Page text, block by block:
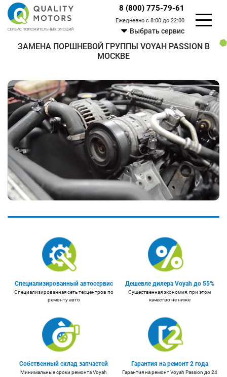
8 (800) 775-79-61
Ежедневно с 8:00 до 22:00
Выбрать сервис
ЗАМЕНА ПОРШНЕВОЙ ГРУППЫ VOYAH PASSION В
МОСКВЕ
Специализированный автосервис
Специализированная сеть техцентров по
ремонту авто
Дешевле дилера Voyah до 55%
Существенная экономия, при этом
качество не ниже
Собственный склад запчастей
Минимальные сроки ремонта Voyah
Гарантия на ремонт 2 года
Гарантия на ремонт Voyah Passion до 24